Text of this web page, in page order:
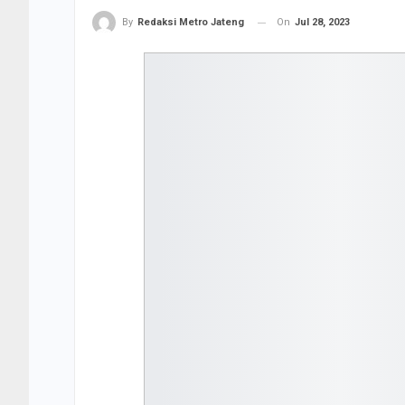
By Redaksi Metro Jateng On Jul 28, 2023